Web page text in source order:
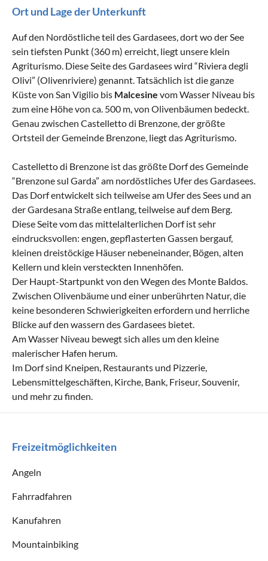
Ort und Lage der Unterkunft
Auf den Nordöstliche teil des Gardasees, dort wo der See
sein tiefsten Punkt (360 m) erreicht, liegt unsere klein
Agriturismo. Diese Seite des Gardasees wird “Riviera degli
Olivi” (Olivenriviere) genannt. Tatsächlich ist die ganze
Küste von San Vigilio bis Malcesine vom Wasser Niveau bis
zum eine Höhe von ca. 500 m, von Olivenbäumen bedeckt.
Genau zwischen Castelletto di Brenzone, der größte
Ortsteil der Gemeinde Brenzone, liegt das Agriturismo.
Castelletto di Brenzone ist das größte Dorf des Gemeinde
“Brenzone sul Garda” am nordöstliches Ufer des Gardasees.
Das Dorf entwickelt sich teilweise am Ufer des Sees und an
der Gardesana Straße entlang, teilweise auf dem Berg.
Diese Seite vom das mittelalterlichen Dorf ist sehr
eindrucksvollen: engen, gepflasterten Gassen bergauf,
kleinen dreistöckige Häuser nebeneinander, Bögen, alten
Kellern und klein versteckten Innenhöfen.
Der Haupt-Startpunkt von den Wegen des Monte Baldos.
Zwischen Olivenbäume und einer unberührten Natur, die
keine besonderen Schwierigkeiten erfordern und herrliche
Blicke auf den wassern des Gardasees bietet.
Am Wasser Niveau bewegt sich alles um den kleine
malerischer Hafen herum.
Im Dorf sind Kneipen, Restaurants und Pizzerie,
Lebensmittelgeschäften, Kirche, Bank, Friseur, Souvenir,
und mehr zu finden.
Freizeitmöglichkeiten
Angeln
Fahrradfahren
Kanufahren
Mountainbiking